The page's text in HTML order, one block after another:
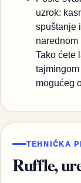
uzrok:
spuštanje
narednom
Tako ćete
mogućeg
TEHNIČKA
Ruffle,